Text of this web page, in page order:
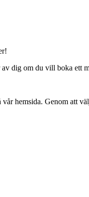
dig om du vill boka ett
hemsida. Genom att